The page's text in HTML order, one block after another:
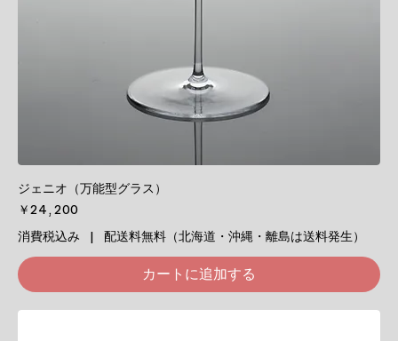
ジェニオ（万能型グラス）
価格
￥24,200
消費税込み | 配送料無料（北海道・沖縄・離島は送料発生）
カートに追加する